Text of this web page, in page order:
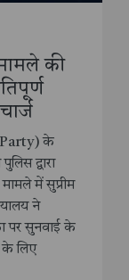
मामले की
Party) के
द्वारा
में सुप्रीम
ने
पर सुनवाई के
के लिए